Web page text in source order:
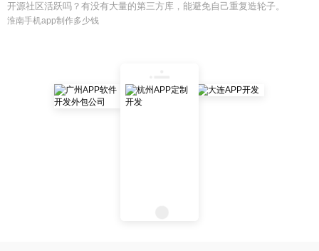
开源社区活跃吗？有没有大量的第三方库，能避免自己重复造轮子。
淮南手机app制作多少钱